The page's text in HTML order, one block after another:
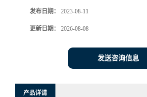
发布日期： 2023-08-11
更新日期： 2026-08-08
发送咨询信息
产品详请